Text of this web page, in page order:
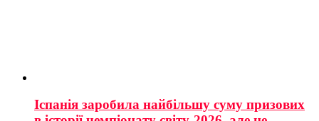
Іспанія заробила найбільшу суму призових